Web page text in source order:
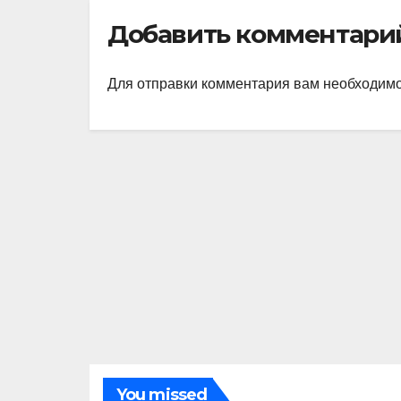
у»
Добавить
Для отправки комментария вам
You missed